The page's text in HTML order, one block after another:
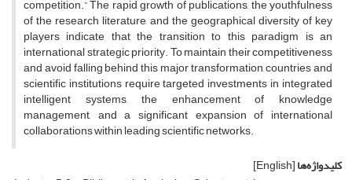
competition.” The rapid growth of publications, the youthfulness
of the research literature, and the geographical diversity of key
players indicate that the transition to this paradigm is an
international strategic priority. To maintain their competitiveness
and avoid falling behind this major transformation, countries and
scientific institutions require targeted investments in integrated
intelligent systems, the enhancement of knowledge
management, and a significant expansion of international
collaborations within leading scientific networks.
کلیدواژه‌ها[English]